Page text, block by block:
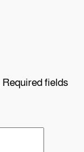
Required fields